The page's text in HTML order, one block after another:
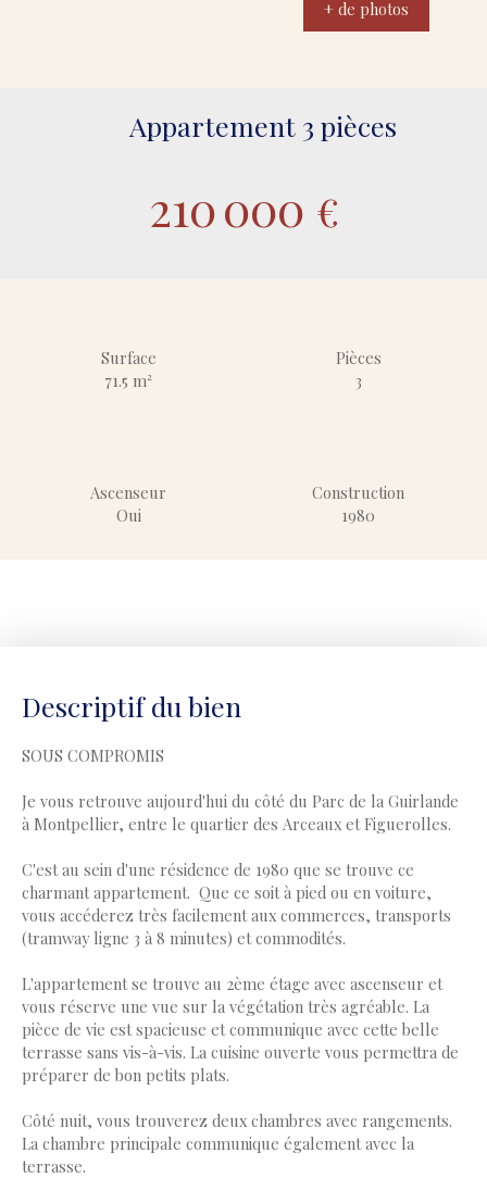
+ de photos
Appartement 3 pièces
210 000 €
Surface
71.5m²
Pièces
3
Ascenseur
Oui
Construction
1980
Descriptif du bien
SOUS COMPROMIS
Je vous retrouve aujourd'hui du côté du Parc de la Guirlande
à Montpellier, entre le quartier des Arceaux et Figuerolles.
C'est au sein d'une résidence de 1980 que se trouve ce
charmant appartement. Que ce soit à pied ou en voiture,
vous accéderez très facilement aux commerces, transports
(tramway ligne 3 à 8 minutes) et commodités.
L'appartement se trouve au 2ème étage avec ascenseur et
vous réserve une vue sur la végétation très agréable. La
pièce de vie est spacieuse et communique avec cette belle
terrasse sans vis-à-vis. La cuisine ouverte vous permettra de
préparer de bon petits plats.
Côté nuit, vous trouverez deux chambres avec rangements.
La chambre principale communique également avec la
terrasse.